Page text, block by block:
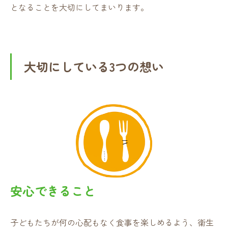
となることを大切にしてまいります。
大切にしている3つの想い
安心できること
子どもたちが何の心配もなく食事を楽しめるよう、衛生